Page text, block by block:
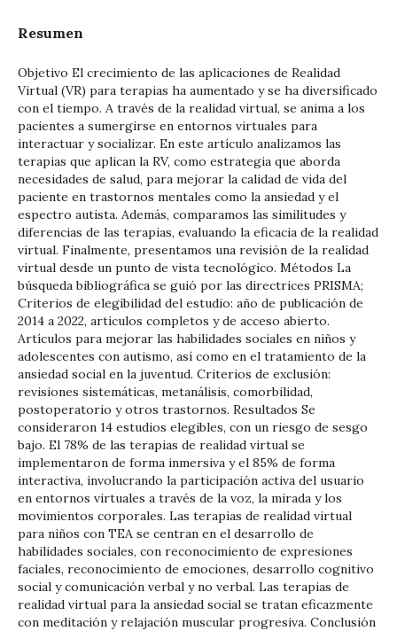
Resumen
Objetivo El crecimiento de las aplicaciones de Realidad
Virtual (VR) para terapias ha aumentado y se ha diversificado
con el tiempo. A través de la realidad virtual, se anima a los
pacientes a sumergirse en entornos virtuales para
interactuar y socializar. En este artículo analizamos las
terapias que aplican la RV, como estrategia que aborda
necesidades de salud, para mejorar la calidad de vida del
paciente en trastornos mentales como la ansiedad y el
espectro autista. Además, comparamos las similitudes y
diferencias de las terapias, evaluando la eficacia de la realidad
virtual. Finalmente, presentamos una revisión de la realidad
virtual desde un punto de vista tecnológico. Métodos La
búsqueda bibliográfica se guió por las directrices PRISMA;
Criterios de elegibilidad del estudio: año de publicación de
2014 a 2022, artículos completos y de acceso abierto.
Artículos para mejorar las habilidades sociales en niños y
adolescentes con autismo, así como en el tratamiento de la
ansiedad social en la juventud. Criterios de exclusión:
revisiones sistemáticas, metanálisis, comorbilidad,
postoperatorio y otros trastornos. Resultados Se
consideraron 14 estudios elegibles, con un riesgo de sesgo
bajo. El 78% de las terapias de realidad virtual se
implementaron de forma inmersiva y el 85% de forma
interactiva, involucrando la participación activa del usuario
en entornos virtuales a través de la voz, la mirada y los
movimientos corporales. Las terapias de realidad virtual
para niños con TEA se centran en el desarrollo de
habilidades sociales, con reconocimiento de expresiones
faciales, reconocimiento de emociones, desarrollo cognitivo
social y comunicación verbal y no verbal. Las terapias de
realidad virtual para la ansiedad social se tratan eficazmente
con meditación y relajación muscular progresiva. Conclusión